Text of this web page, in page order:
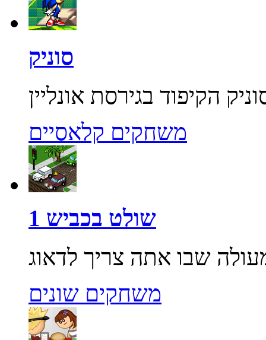
סוניק
משחקים קלאסיים
שולט בכביש 1
משחקים שונים